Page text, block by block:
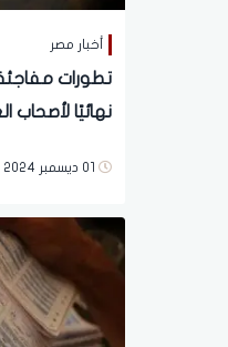
أخبار مصر
تطورات مفاجئة
نهائيًا لأصحاب
01 ديسمبر 2024 | 11:45 مساءً